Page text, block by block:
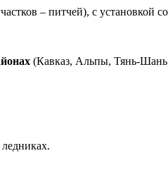
– питчей), с установкой
(Кавказ, Альпы, Тянь-